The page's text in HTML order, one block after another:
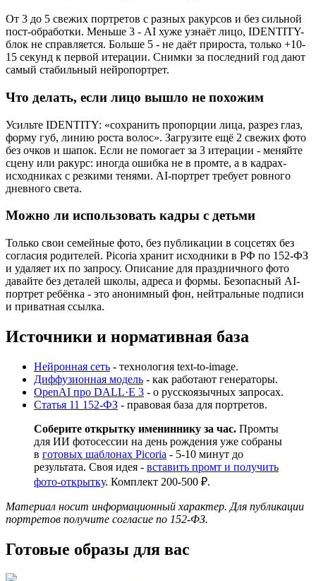
От 3 до 5 свежих портретов с разных ракурсов и без сильной
пост-обработки. Меньше 3 - AI хуже узнаёт лицо, IDENTITY-
блок не справляется. Больше 5 - не даёт прироста, только +10-
15 секунд к первой итерации. Снимки за последний год дают
самый стабильный нейропортрет.
Что делать, если лицо вышло не похожим
Усильте IDENTITY: «сохранить пропорции лица, разрез глаз,
форму губ, линию роста волос». Загрузите ещё 2 свежих фото
без очков и шапок. Если не помогает за 3 итерации - меняйте
сцену или ракурс: иногда ошибка не в промте, а в кадрах-
исходниках с резкими тенями. AI-портрет требует ровного
дневного света.
Можно ли использовать кадры с детьми
Только свои семейные фото, без публикации в соцсетях без
согласия родителей. Picoria хранит исходники в РФ по 152-ФЗ
и удаляет их по запросу. Описание для праздничного фото
давайте без деталей школы, адреса и формы. Безопасный AI-
портрет ребёнка - это анонимный фон, нейтральные подписи
и приватная ссылка.
Источники и нормативная база
Нейронная сеть - технология text-to-image.
Диффузионная модель - как работают генераторы.
OpenAI про DALL·E 3 - о русскоязычных запросах.
Статья 11 152-ФЗ - правовая база для портретов.
Соберите открытку имениннику за час. Промты
для ИИ фотосессии на день рождения уже собраны
в готовых шаблонах Picoria - 5-10 минут до
результата. Своя идея - вставить промт и получить
фото-открытку. Комплект 200-500 ₽.
Материал носит информационный характер. Для публикации
портретов получите согласие по 152-ФЗ.
Готовые образы для вас